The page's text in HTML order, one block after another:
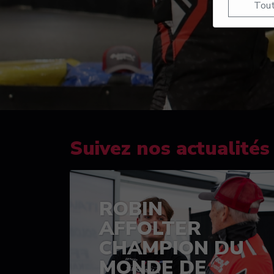
Suivez nos actualités
ROBIN
AFFOLTER
CHAMPION DU
MONDE DE